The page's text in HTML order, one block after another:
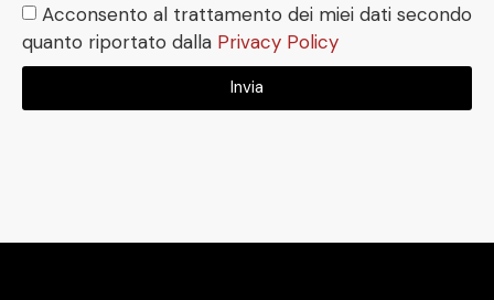
Acconsento al trattamento dei miei dati secondo
quanto riportato dalla Privacy Policy
Invia